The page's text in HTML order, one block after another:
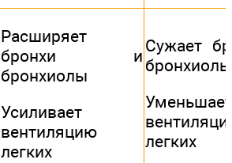
Расширяет
бронхи и
бронхиолы
Усиливает
вентиляцию
легких
Сужает
бронхиолы
Уменьшает
легких